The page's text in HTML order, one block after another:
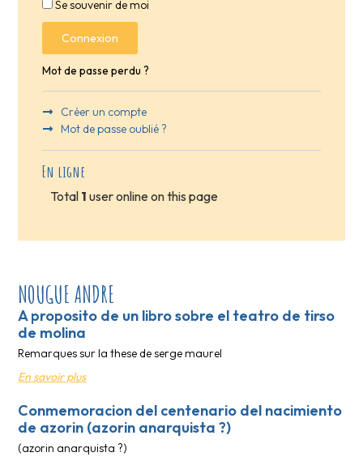
Se souvenir de moi
Connexion
Mot de passe perdu ?
Créer un compte
Mot de passe oublié ?
En ligne
Total 1 user online on this page
NOUGUE ANDRE
A proposito de un libro sobre el teatro de tirso
de molina
Remarques sur la these de serge maurel
En savoir plus
Conmemoracion del centenario del nacimiento
de azorin (azorin anarquista ?)
(azorin anarquista ?)